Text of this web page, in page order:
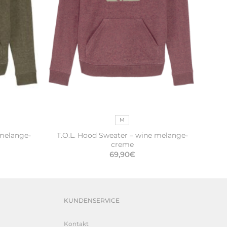
M
T.O.L. Hood Sweater – wine melange-
creme
69,90€
KUNDENSERVICE
Kontakt